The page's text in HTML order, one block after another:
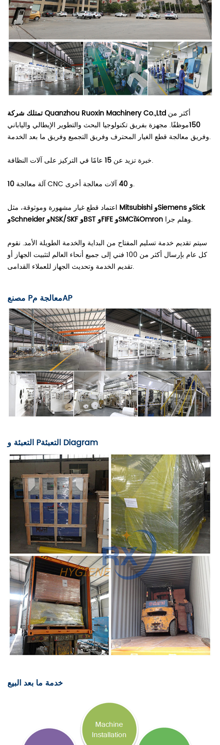
تمتلك شركة Quanzhou Ruoxin Machinery Co.,Ltd أكثر من
150موظفًا. مجهزة بفريق تكنولوجيا البحث والتطوير الإيطالي والياباني
وفريق معالجة قطع الغيار المحترف وفريق التجميع وفريق ما بعد الخدمة.
خبرة تزيد عن 15 عامًا في التركيز على آلات النظافة.
10 آلة معالجة CNC و 40 آلات معالجة أخرى.
Mitsubishi وSiemens وSick
وSchneider وNSK/SKF وBST وFIFE وSMCï¼Omron
وهلم جرا.
سيتم تقديم خدمة تسليم المفتاح من البداية والخدمة الطويلة الأمد. نقوم
كل عام بإرسال أكثر من 100 فني إلى جميع أنحاء العالم لتثبيت الجهاز أو
تقديم الخدمة وتحديث الجهاز للعملاء القدامى.
مصنع P معالجة م AP
التعبئة و P التعبئة Diagram
خدمة ما بعد البيع